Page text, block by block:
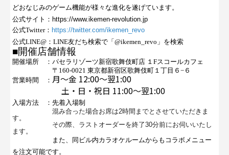
どおなじみのゲーム機能が様々な進化を遂げています。
公式サイト： https://www.ikemen-revolution.jp
公式Twitter： https://twitter.com/ikemen_revo
公式LINE@ ：LINE友だち検索で「@ikemen_revo 」を検索
■開催店舗情報
開催場所 ：パセラリゾーツ新宿歌舞伎町店 １Fスコールカフェ
〒 160-0021東京都新宿区歌舞伎町１丁目６− ６
営業時間 ： 月～金 12:00～翌1:00
土・日・祝日 11:00～翌1:00
入場方法 ：先着入場制
混み合った場合お席は2時間までとさせていただきま
す。
その際、ラストオーダーを終了30分前にお伺いいたし
ます。
また、同ビル内カラオケルームからもコラボメニュー
を注文可能です。